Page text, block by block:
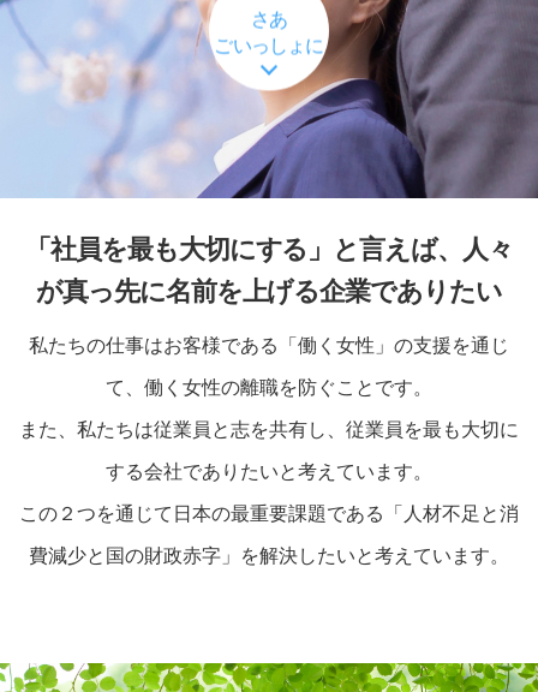
さあ
ごいっしょに
「社員を最も大切にする」と言えば、人々
が真っ先に名前を上げる企業でありたい
私たちの仕事はお客様である「働く女性」の支援を通じ
て、働く女性の離職を防ぐことです。
また、私たちは従業員と志を共有し、従業員を最も大切に
する会社でありたいと考えています。
この２つを通じて日本の最重要課題である「人材不足と消
費減少と国の財政赤字」を解決したいと考えています。